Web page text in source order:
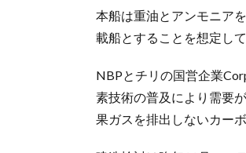
本船は重油とアンモニア
載船とすることを想定して
NBPとチリの国営企業
素技術の普及により需要
果ガスを排出しないカー